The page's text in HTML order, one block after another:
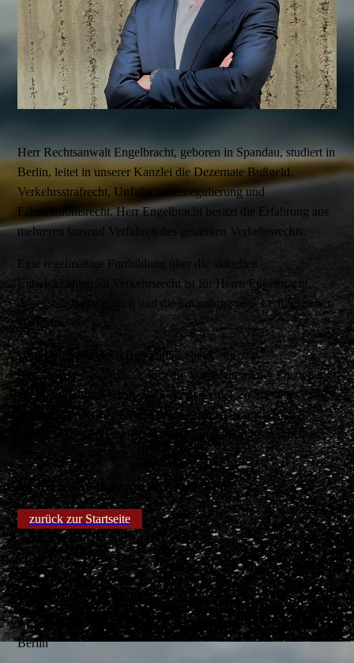
Herr Rechtsanwalt Engelbracht, geboren in Spandau, studiert in
Berlin, leitet in unserer Kanzlei die Dezernate Bußgeld,
Verkehrsstrafrecht, Unfallschadenregulierung und
Fahrerlaubnisrecht. Herr Engelbracht besitzt die Erfahrung aus
mehreren tausend Verfahren des gesamten Verkehrsrechts.
Eine regelmäßige Fortbildung über die aktuellen
Entwicklungen im Verkehrsrecht ist für Herrn Engelbracht
dabei selbstverständlich und die Grundlage seines erfolgreichen
Handelns.
Wenn auch Sie einen Bußgeldbescheid, eine
Beschuldigtenanhörunng oder die Vorbereitung der Entziehung
der Fahrerlaubnis erhalten haben, dann melden Sie sich
telefonisch oder per E-Mail bei mir. Ich freue mich auch Sie
verteidigen - und Einsicht in Ihre Ermittlungsakte nehmen zu
dürfen.
Ihr Rechtsanwalt Frank W. Engelbracht
zurück zur Startseite
Lebenslauf - curriculum vitae
Abgeschlossene Berufsausbildung | Industriekaufmann IHK |
Berlin